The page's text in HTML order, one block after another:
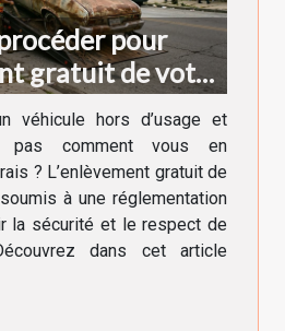
pour
gratuit de votre
d'usage ?
véhicule hors d’usage et
comment vous en
? L’enlèvement gratuit de
à une réglementation
la sécurité et le respect de
dans cet article